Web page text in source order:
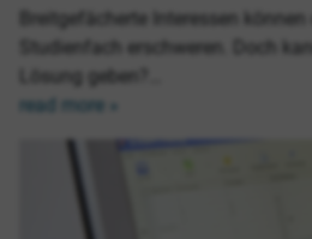
Breitgefächerte Interessen
Studienfach erschweren. Doch
Lösung geben?…
read more »